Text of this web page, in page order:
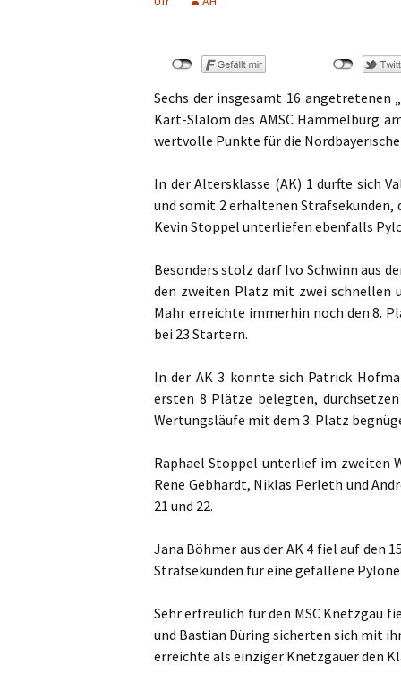
Sechs der insgesamt 16 angetretenen
Kart-Slalom des AMSC Hammelburg
wertvolle Punkte für die
In der Altersklasse (AK) 1 durfte sich
und somit 2 erhaltenen Strafsekunden,
Kevin Stoppel unterliefen ebenfalls
Besonders stolz darf Ivo Schwinn aus
den zweiten Platz mit zwei schnellen
Mahr erreichte immerhin noch den 8.
bei 23 Startern.
In der AK 3 konnte sich Patrick
ersten 8 Plätze belegten,
Wertungsläufe mit dem 3. Platz
Raphael Stoppel unterlief im zweiten
Rene Gebhardt, Niklas Perleth und
21 und 22.
Jana Böhmer aus der AK 4 fiel auf den
Strafsekunden für eine gefallene
Sehr erfreulich für den MSC Knetzgau
und Bastian Düring sicherten sich mit
erreichte als einziger Knetzgauer den